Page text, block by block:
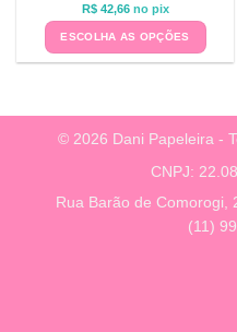
R$42,66 no pix
ESCOLHA AS OPÇÕES
© 2026 Dani Papeleira -
CNPJ:
Rua Barão de Comorogi,
(11)